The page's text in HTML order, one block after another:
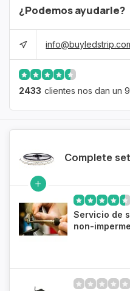
¿Podemos ayudarle?
2433 clientes nos dan un
Complete set
Servicio de
non-